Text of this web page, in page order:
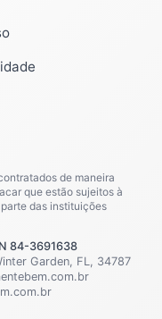
de maneira
que estão sujeitos à
das instituições
84-3691638
Garden, FL, 34787